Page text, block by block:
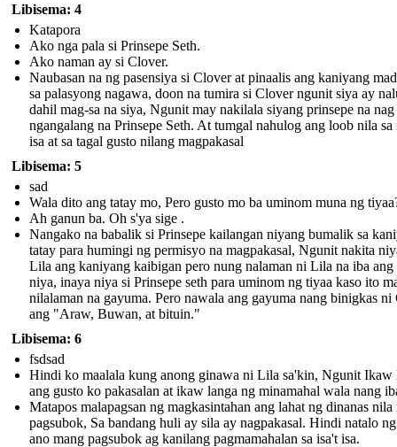
Libisema: 4
Katapora
Ako nga pala si Prinsepe Seth.
Ako naman ay si Clover.
Naubasan na ng pasensiya si Clover at pinaalis ang kaniyang
sa palasyong nagawa, doon na tumira si Clover ngunit siya ay
dahil mag-sa na siya, Ngunit may nakilala siyang prinsepe na nag
ngangalang na Prinsepe Seth. At tumgal nahulog ang loob nila sa
isa at sa tagal gusto nilang magpakasal
Libisema: 5
sad
Wala dito ang tatay mo, Pero gusto mo ba uminom muna ng
Ah ganun ba. Oh s'ya sige .
Nangako na babalik si Prinsepe kailangan niyang bumalik sa
tatay para humingi ng permisyo na magpakasal, Ngunit nakita
Lila ang kaniyang kaibigan pero nung nalaman ni Lila na iba ang
niya, inaya niya si Prinsepe seth para uminom ng tiyaa kaso ito
nilalaman na gayuma. Pero nawala ang gayuma nang binigkas ni
ang "Araw, Buwan, at bituin."
Libisema: 6
fsdsad
Hindi ko maalala kung anong ginawa ni Lila sa'kin, Ngunit Ikaw
ang gusto ko pakasalan at ikaw langa ng minamahal wala nang
Matapos malapagsan ng magkasintahan ang lahat ng dinanas nila
pagsubok, Sa bandang huli ay sila ay nagpakasal. Hindi natalo
ano mang pagsubok ag kanilang pagmamahalan sa isa't isa.